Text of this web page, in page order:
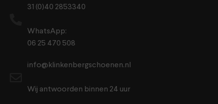
31 (0)40 2853340
WhatsApp:
06 25 470 508
info@klinkenbergschoenen.nl
Wij antwoorden binnen 24 uur